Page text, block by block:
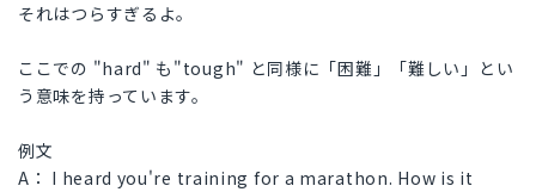
それはつらすぎるよ。
ここでの "hard" も"tough" と同様に「困難」「難しい」とい
う意味を持っています。
例文
A： I heard you're training for a marathon. How is it